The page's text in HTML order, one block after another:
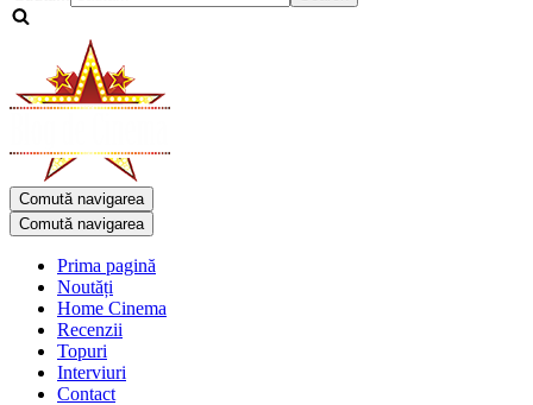
Comută navigarea
Comută navigarea
Prima pagină
Noutăți
Home Cinema
Recenzii
Topuri
Interviuri
Contact